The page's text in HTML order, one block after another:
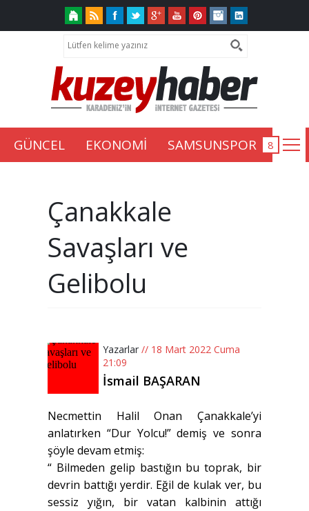
GÜNCEL EKONOMİ SAMSUNSPOR
Çanakkale
Savaşları ve
Gelibolu
Yazarlar // 18 Mart 2022 Cuma
21:09
İsmail BAŞARAN
Necmettin Halil Onan Çanakkale’yi
anlatırken “Dur Yolcu!” demiş ve sonra
şöyle devam etmiş:
“ Bilmeden gelip bastığın bu toprak, bir
devrin battığı yerdir. Eğil de kulak ver, bu
sessiz yığın, bir vatan kalbinin attığı